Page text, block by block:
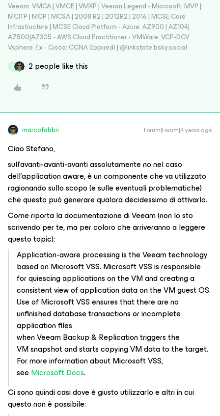
Veeam: VMCA | VMCE | VMXP | Veeam Legend - Microsoft: MVP |
MCITP | MCP | MCSA | 2008 R2 | 2012R2 | 2016 | MCSE Core
Infrastructure | MCSE Cloud Platform - Azure: AZ900 | AZ104|
AZ500|AZ305 - AWS Cloud Practitioner - VMWare: VCP-DCV
Vsphere 7.x - Cisco: CCNA (Expired) | ‪@linkstate.bsky.social‬
S 2 people like this
marcofabbri Forum|Forum|4 years ago
Ciao Stefano,
sull’avanti-avanti-avanti assolutamente no nel caso
dell’application aware, è un componente che va utilizzato
ragionando sullo scopo (e sulle eventuali problematiche)
che questo può generare qualora decidessimo di attivarlo.
Come riporta la documentazione di Veeam (non lo sto
scrivendo per te, ma per coloro che arriveranno a leggere
questo topic):
Application-aware processing is the Veeam technology
based on Microsoft VSS. Microsoft VSS is responsible
for quiescing applications on the VM and creating a
consistent view of application data on the VM guest OS.
Use of Microsoft VSS ensures that there are no
unfinished database transactions or incomplete
application files
when Veeam Backup & Replication triggers the
VM snapshot and starts copying VM data to the target.
For more information about Microsoft VSS,
seeMicrosoft Docs.
Ci sono quindi casi dove è giusto utilizzarlo e altri in cui
questo non è possibile: